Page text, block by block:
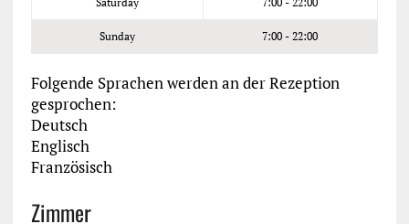
Sunday 7:00 - 22:00
Folgende Sprachen werden an der Rezeption
gesprochen:
Deutsch
Englisch
Französisch
Zimmer